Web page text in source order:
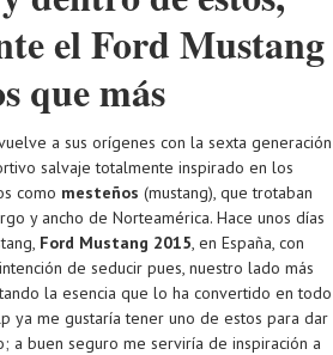
el Ford Mustang
que más
a sus orígenes con la sexta generación
salvaje totalmente inspirado en los
como mesteños (mustang), que trotaban
y ancho de Norteamérica. Hace unos días
Ford Mustang 2015, en España, con
de seducir pues, nuestro lado más
la esencia que lo ha convertido en todo
ya me gustaría tener uno de estos para dar
a buen seguro me serviría de inspiración a